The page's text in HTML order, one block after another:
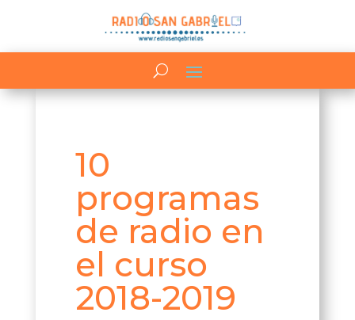
10
programas
de radio en
el curso
2018-2019